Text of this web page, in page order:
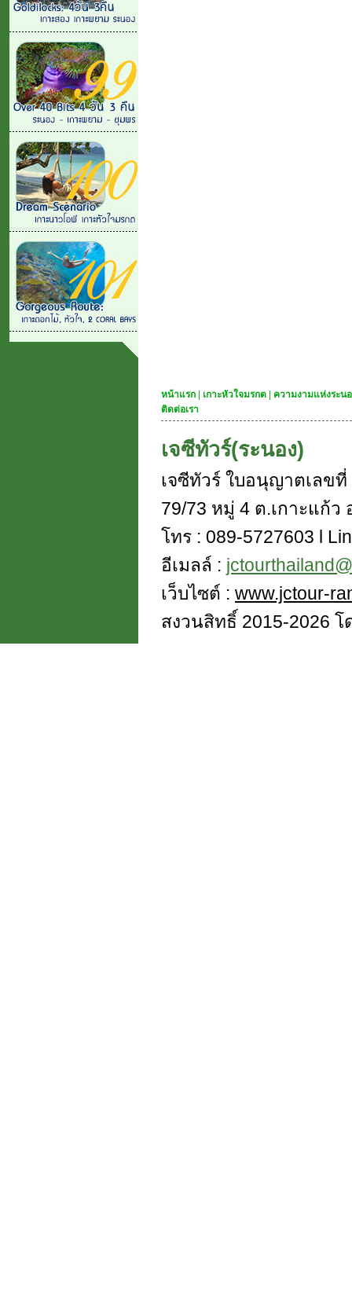
หน้าแรก เกาะหัวใจมรกต
ความงามแห่งระน
ติดต่อเรา
เจซีทัวร์(ระนอง)
เจซีทัวร์ ใบอนุญาตเลขที่
79/73 หมู่ 4 ต.เกาะแก้ว
โทร : 089-5727603 l
อีเมลล์ :
เว็บไซต์ : www.jctour-
สงวนสิทธิ์ 2015-2026 โ